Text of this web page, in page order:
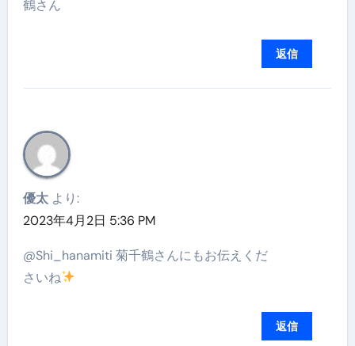
鶴さん
返信
優太 より:
2023年4月2日 5:36 PM
@Shi_hanamiti 菊千鶴さんにもお伝えくだ
さいね
返信